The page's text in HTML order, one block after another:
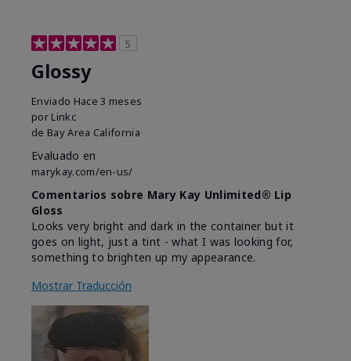
5
Glossy
Enviado Hace 3 meses
por Linkc
de Bay Area California
Evaluado en
marykay.com/en-us/
Comentarios sobre Mary Kay Unlimited® Lip
Gloss
Looks very bright and dark in the container but it
goes on light, just a tint - what I was looking for,
something to brighten up my appearance.
Mostrar Traducción